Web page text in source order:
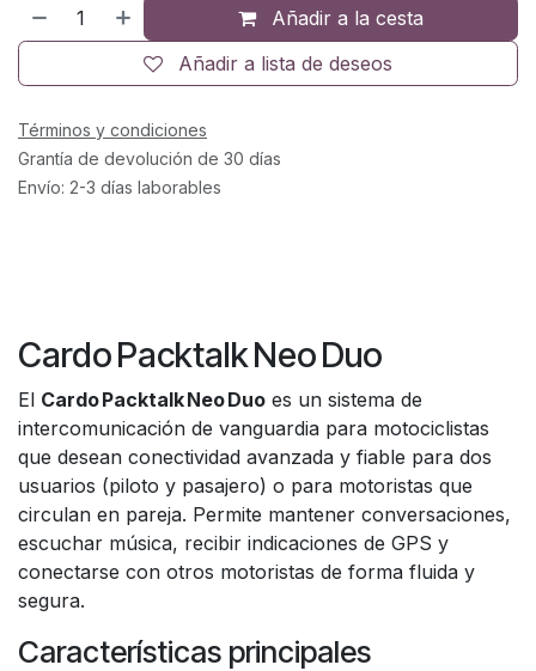
Añadir a la cesta
Añadir a lista de deseos
Términos y condiciones
Grantía de devolución de 30 días
Envío: 2-3 días laborables
Cardo Packtalk Neo Duo
El Cardo Packtalk Neo Duo es un sistema de
intercomunicación de vanguardia para motociclistas
que desean conectividad avanzada y fiable para dos
usuarios (piloto y pasajero) o para motoristas que
circulan en pareja. Permite mantener conversaciones,
escuchar música, recibir indicaciones de GPS y
conectarse con otros motoristas de forma fluida y
segura.
Características principales